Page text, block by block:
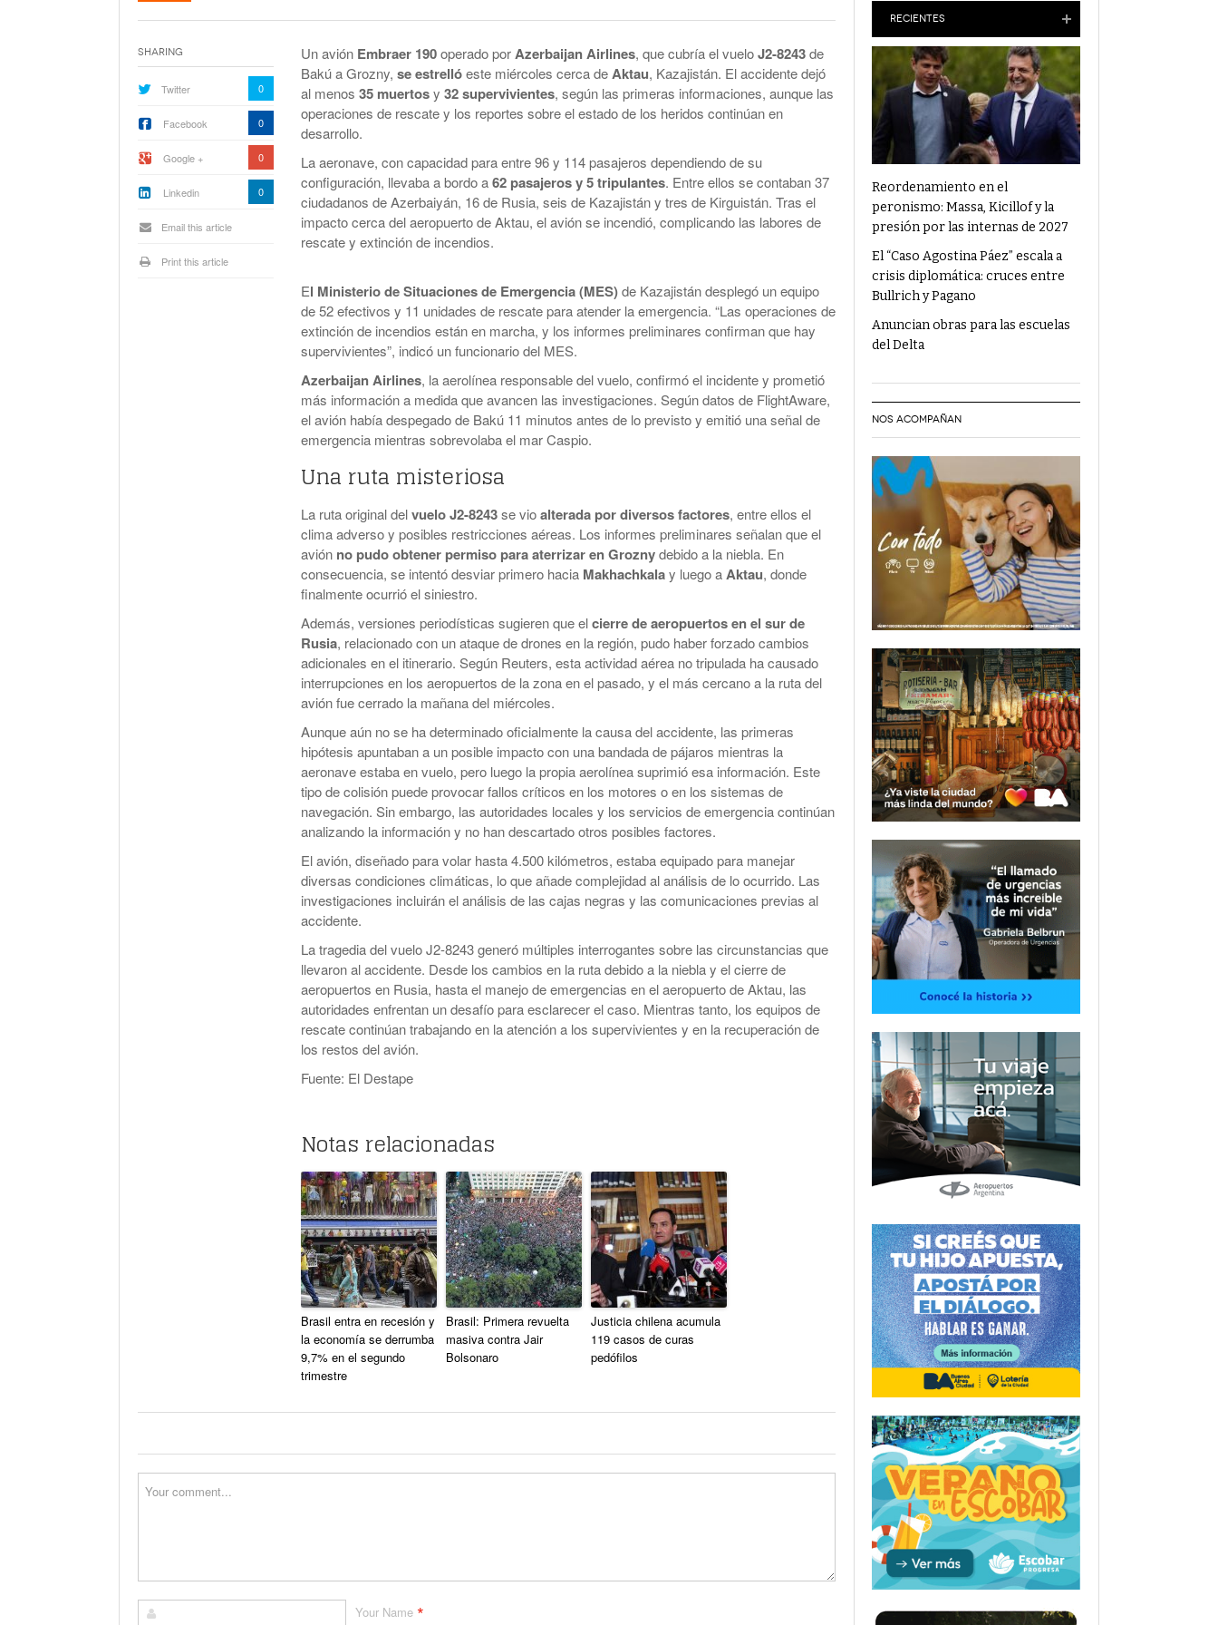
De Selección De Jueces Por Fuera De La
Nueva York
Expectativa Por La Cumbre Entre Milei Y
Bomba Electoral: El Gobierno Saca
¿Qué Alimentos Te Pueden Cambiar El
Van A Investigar La Ruta Del Fentanilo Mortal Cristina No Quiso Devolver Ni Un Sólo Peso
Condenaron Al Ex Marido De Julieta Prandi A
19 Años De Cárcel Por Abuso Sexual
Orden Judicial En Estados Unidos Para
Congelar 280 Millones Vinculados A $LIBRA
El Gobierno Lanza Un Servicio Militar
Voluntario: “Fuego Sagrado”
Ajuste En Discapacidad: Organizaciones
Denunciaron Al Gobierno Ante La ONU
Kicillof Lanzo El MDF Con Una Demostración
De Fuerza Que Lo Ubica En La Primera Línea
De La Oposición A Milei- 1 year ago
ago
View All
Un avión Embraer 190operado porAzerbaijan Airlines, que cubría el vueloJ2-8243de
Bakú a Grozny, se estrellóeste miércoles cerca deAktau, Kazajistán. El accidente dejó
al menos 35 muertosy 32 supervivientes, según las primeras informaciones, aunque las
operaciones de rescate y los reportes sobre el estado de los heridos continúan en
desarrollo.
La aeronave, con capacidad para entre 96 y 114 pasajeros dependiendo de su
configuración, llevaba a bordo a62 pasajeros y 5 tripulantes. Entre ellos se contaban 37
ciudadanos de Azerbaiyán, 16 de Rusia, seis de Kazajistán y tres de Kirguistán. Tras el
impacto cerca del aeropuerto de Aktau, el avión se incendió, complicando las labores de
rescate y extinción de incendios.
El Ministerio de Situaciones de Emergencia (MES)de Kazajistán desplegó un equipo
de 52 efectivos y 11 unidades de rescate para atender la emergencia. “Las operaciones de
extinción de incendios están en marcha, y los informes preliminares confirman que hay
supervivientes”, indicó un funcionario del MES.
Azerbaijan Airlines, la aerolínea responsable del vuelo, confirmó el incidente y prometió
más información a medida que avancen las investigaciones. Según datos de FlightAware,
el avión había despegado de Bakú 11 minutos antes de lo previsto y emitió una señal de
emergencia mientras sobrevolaba el mar Caspio.
Una ruta misteriosa
La ruta original delvuelo J2-8243se vioalterada por diversos factores, entre ellos el
clima adverso y posibles restricciones aéreas. Los informes preliminares señalan que el
avión no pudo obtener permiso para aterrizar en Groznydebido a la niebla. En
consecuencia, se intentó desviar primero hacia Makhachkalay luego aAktau, donde
finalmente ocurrió el siniestro.
Además, versiones periodísticas sugieren que elcierre de aeropuertos en el sur de
Rusia, relacionado con un ataque de drones en la región, pudo haber forzado cambios
adicionales en el itinerario. Según Reuters, esta actividad aérea no tripulada ha causado
interrupciones en los aeropuertos de la zona en el pasado, y el más cercano a la ruta del
avión fue cerrado la mañana del miércoles.
Aunque aún no se ha determinado oficialmente la causa del accidente, las primeras
hipótesis apuntaban a un posible impacto con una bandada de pájaros mientras la
aeronave estaba en vuelo, pero luego la propia aerolínea suprimió esa información. Este
tipo de colisión puede provocar fallos críticos en los motores o en los sistemas de
navegación. Sin embargo, las autoridades locales y los servicios de emergencia continúan
analizando la información y no han descartado otros posibles factores.
El avión, diseñado para volar hasta 4.500 kilómetros, estaba equipado para manejar
diversas condiciones climáticas, lo que añade complejidad al análisis de lo ocurrido. Las
investigaciones incluirán el análisis de las cajas negras y las comunicaciones previas al
accidente.
La tragedia del vuelo J2-8243 generó múltiples interrogantes sobre las circunstancias que
llevaron al accidente. Desde los cambios en la ruta debido a la niebla y el cierre de
aeropuertos en Rusia, hasta el manejo de emergencias en el aeropuerto de Aktau, las
autoridades enfrentan un desafío para esclarecer el caso. Mientras tanto, los equipos de
rescate continúan trabajando en la atención a los supervivientes y en la recuperación de
los restos del avión.
Fuente: El Destape
Notas relacionadas
Brasil entra en recesión y
la economía se derrumba
9,7% en el segundo
trimestre
Brasil: Primera revuelta
masiva contra Jair
Bolsonaro
Justicia chilena acumula
119 casos de curas
pedófilos
Sharing
Twitter 0
Facebook 0
Google + 0
Linkedin 0
Email this article
Print this article
Your Name *
RECIENTES
Reordenamiento en el
peronismo: Massa, Kicillof y la
presión por las internas de 2027
El “Caso Agostina Páez” escala a
crisis diplomática: cruces entre
Bullrich y Pagano
Anuncian obras para las escuelas
del Delta
NOS ACOMPAÑAN